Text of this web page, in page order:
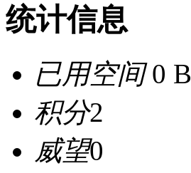
统计信息
已用空间0 B
积分2
威望0